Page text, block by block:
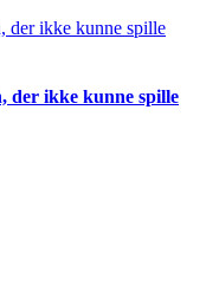
der ikke kunne spille